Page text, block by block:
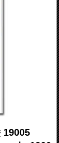
19005